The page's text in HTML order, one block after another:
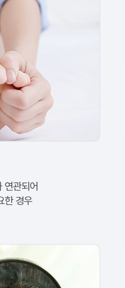
연관되어
한 경우